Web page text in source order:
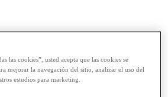
para tubos
Llaves y herramientas para tubos
las cookies”, usted acepta que las cookies se
mejorar la navegación del sitio, analizar el uso del
estudios para marketing.